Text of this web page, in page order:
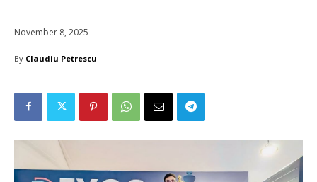
November 8, 2025
By Claudiu Petrescu